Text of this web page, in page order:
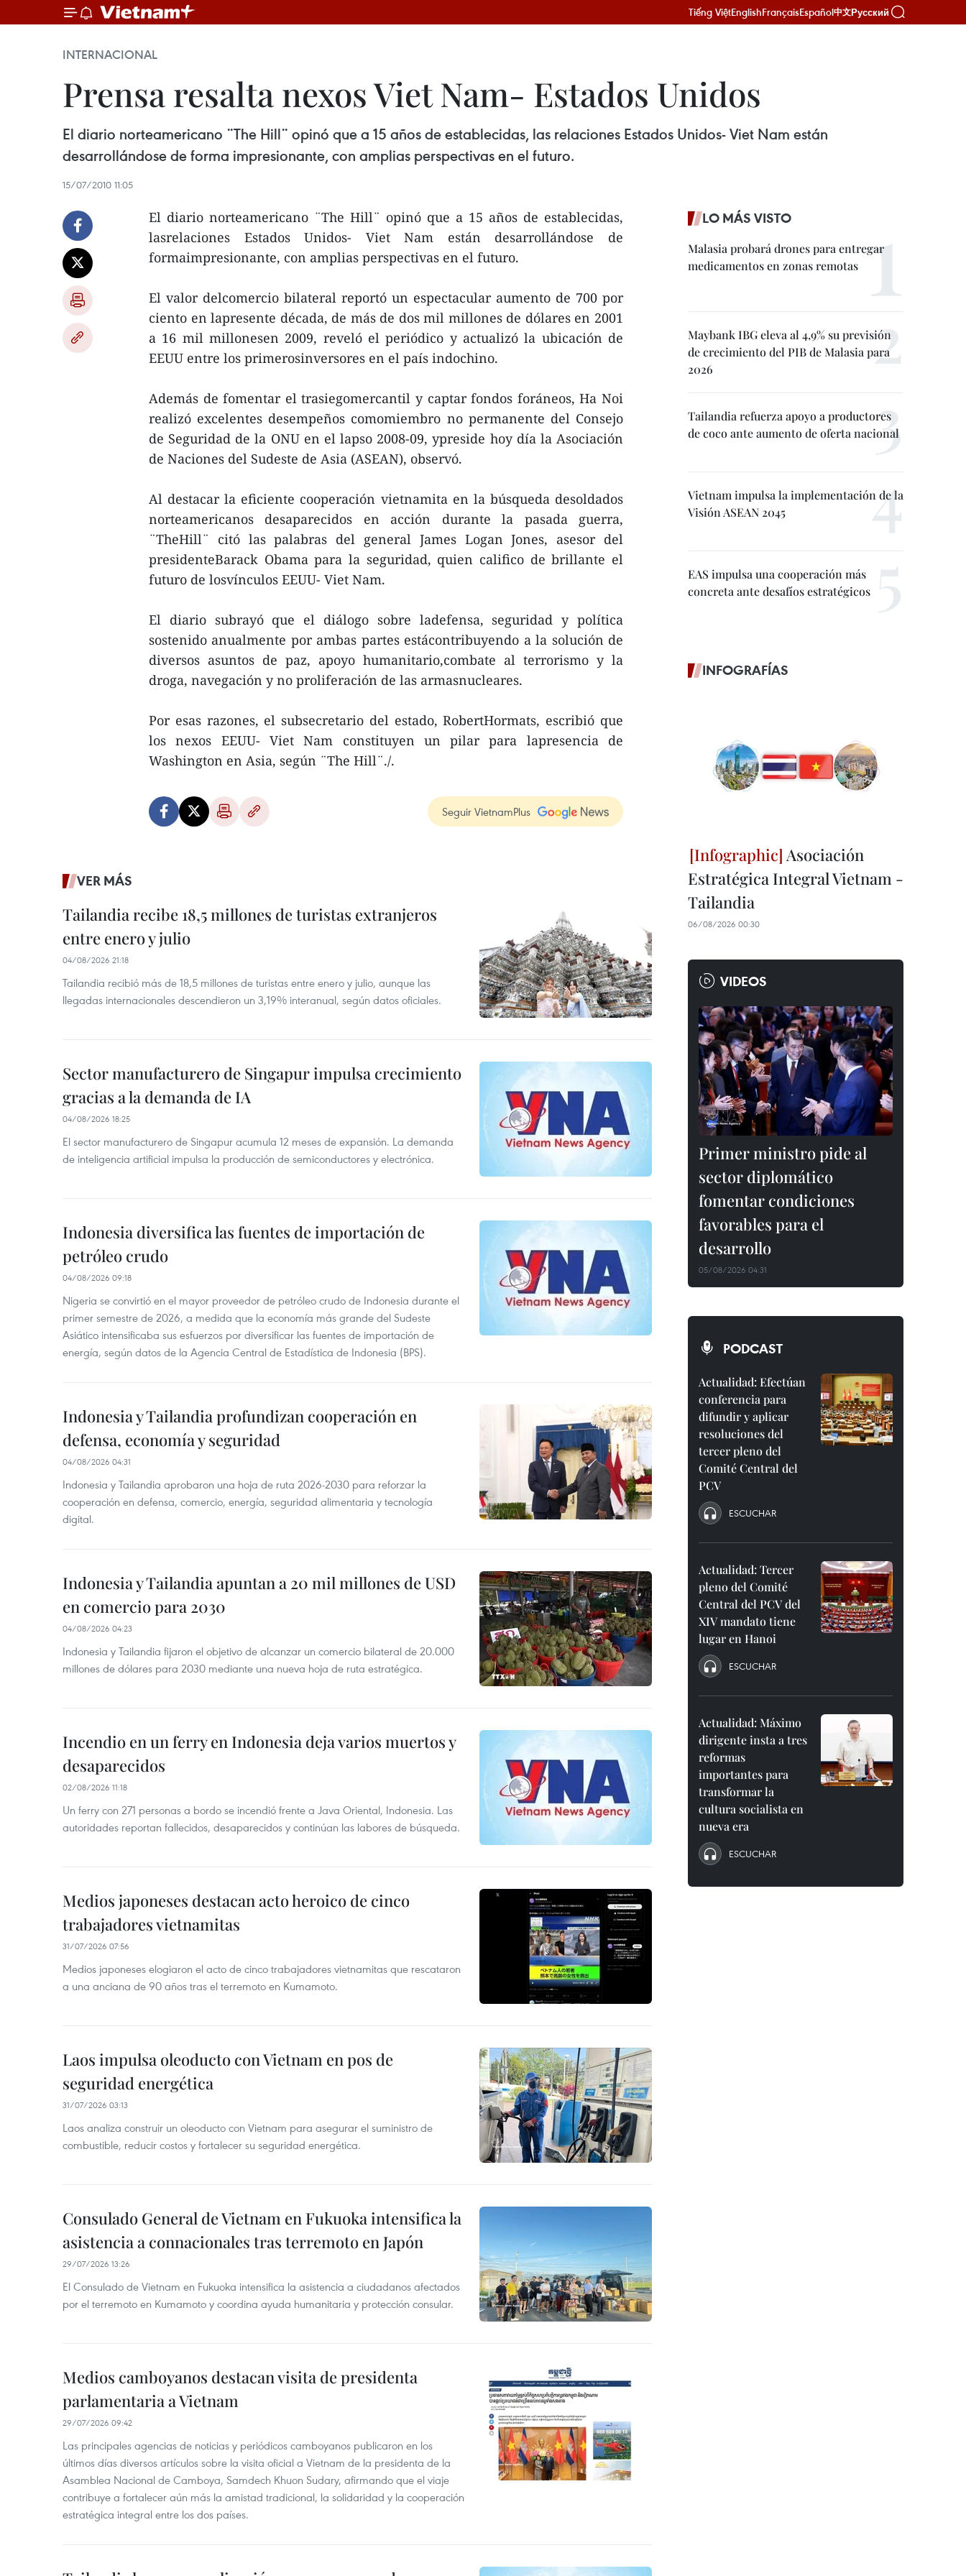
Tiếng ViệtEnglishFrançaisEspañol中文Русский
INTERNACIONAL
Prensa resalta nexos Viet Nam- Estados Unidos
El diario norteamericano ¨The Hill¨ opinó que a 15 años de establecidas, las relaciones Estados Unidos- Viet Nam están
desarrollándose de forma impresionante, con amplias perspectivas en el futuro.
15/07/2010 11:05
El diario norteamericano ¨The Hill¨ opinó que a 15 años de establecidas,
lasrelaciones Estados Unidos- Viet Nam están desarrollándose de
formaimpresionante, con amplias perspectivas en el futuro.
El valor delcomercio bilateral reportó un espectacular aumento de 700 por
ciento en lapresente década, de más de dos mil millones de dólares en 2001
a 16 mil millonesen 2009, reveló el periódico y actualizó la ubicación de
EEUU entre los primerosinversores en el país indochino.
Además de fomentar el trasiegomercantil y captar fondos foráneos, Ha Noi
realizó excelentes desempeños comomiembro no permanente del Consejo
de Seguridad de la ONU en el lapso 2008-09, ypreside hoy día la Asociación
de Naciones del Sudeste de Asia (ASEAN), observó.
Al destacar la eficiente cooperación vietnamita en la búsqueda desoldados
norteamericanos desaparecidos en acción durante la pasada guerra,
¨TheHill¨ citó las palabras del general James Logan Jones, asesor del
presidenteBarack Obama para la seguridad, quien califico de brillante el
futuro de losvínculos EEUU- Viet Nam.
El diario subrayó que el diálogo sobre ladefensa, seguridad y política
sostenido anualmente por ambas partes estácontribuyendo a la solución de
diversos asuntos de paz, apoyo humanitario,combate al terrorismo y la
droga, navegación y no proliferación de las armasnucleares.
Por esas razones, el subsecretario del estado, RobertHormats, escribió que
los nexos EEUU- Viet Nam constituyen un pilar para lapresencia de
Washington en Asia, según ¨The Hill¨./.
Seguir VietnamPlus
VER MÁS
Tailandia recibe 18,5 millones de turistas extranjeros
entre enero y julio
04/08/2026 21:18
Tailandia recibió más de 18,5 millones de turistas entre enero y julio, aunque las
llegadas internacionales descendieron un 3,19% interanual, según datos oficiales.
Sector manufacturero de Singapur impulsa crecimiento
gracias a la demanda de IA
04/08/2026 18:25
El sector manufacturero de Singapur acumula 12 meses de expansión. La demanda
de inteligencia artificial impulsa la producción de semiconductores y electrónica.
Indonesia diversifica las fuentes de importación de
petróleo crudo
04/08/2026 09:18
Nigeria se convirtió en el mayor proveedor de petróleo crudo de Indonesia durante el
primer semestre de 2026, a medida que la economía más grande del Sudeste
Asiático intensificaba sus esfuerzos por diversificar las fuentes de importación de
energía, según datos de la Agencia Central de Estadística de Indonesia (BPS).
Indonesia y Tailandia profundizan cooperación en
defensa, economía y seguridad
04/08/2026 04:31
Indonesia y Tailandia aprobaron una hoja de ruta 2026-2030 para reforzar la
cooperación en defensa, comercio, energía, seguridad alimentaria y tecnología
digital.
Indonesia y Tailandia apuntan a 20 mil millones de USD
en comercio para 2030
04/08/2026 04:23
Indonesia y Tailandia fijaron el objetivo de alcanzar un comercio bilateral de 20.000
millones de dólares para 2030 mediante una nueva hoja de ruta estratégica.
Incendio en un ferry en Indonesia deja varios muertos y
desaparecidos
02/08/2026 11:18
Un ferry con 271 personas a bordo se incendió frente a Java Oriental, Indonesia. Las
autoridades reportan fallecidos, desaparecidos y continúan las labores de búsqueda.
Medios japoneses destacan acto heroico de cinco
trabajadores vietnamitas
31/07/2026 07:56
Medios japoneses elogiaron el acto de cinco trabajadores vietnamitas que rescataron
a una anciana de 90 años tras el terremoto en Kumamoto.
Laos impulsa oleoducto con Vietnam en pos de
seguridad energética
31/07/2026 03:13
Laos analiza construir un oleoducto con Vietnam para asegurar el suministro de
combustible, reducir costos y fortalecer su seguridad energética.
Consulado General de Vietnam en Fukuoka intensifica la
asistencia a connacionales tras terremoto en Japón
29/07/2026 13:26
El Consulado de Vietnam en Fukuoka intensifica la asistencia a ciudadanos afectados
por el terremoto en Kumamoto y coordina ayuda humanitaria y protección consular.
Medios camboyanos destacan visita de presidenta
parlamentaria a Vietnam
29/07/2026 09:42
Las principales agencias de noticias y periódicos camboyanos publicaron en los
últimos días diversos artículos sobre la visita oficial a Vietnam de la presidenta de la
Asamblea Nacional de Camboya, Samdech Khuon Sudary, afirmando que el viaje
contribuye a fortalecer aún más la amistad tradicional, la solidaridad y la cooperación
estratégica integral entre los dos países.
LO MÁS VISTO
Malasia probará drones para entregar
medicamentos en zonas remotas
Maybank IBG eleva al 4,9% su previsión
de crecimiento del PIB de Malasia para
2026
Tailandia refuerza apoyo a productores
de coco ante aumento de oferta nacional
Vietnam impulsa la implementación de la
Visión ASEAN 2045
EAS impulsa una cooperación más
concreta ante desafíos estratégicos
INFOGRAFÍAS
Asociación
Estratégica Integral Vietnam -
Tailandia
06/08/2026 00:30
VIDEOS
Primer ministro pide al
sector diplomático
fomentar condiciones
favorables para el
desarrollo
05/08/2026 04:31
PODCAST
Actualidad: Efectúan
conferencia para
difundir y aplicar
resoluciones del
tercer pleno del
Comité Central del
PCV
ESCUCHAR
Actualidad: Tercer
pleno del Comité
Central del PCV del
XIV mandato tiene
lugar en Hanoi
ESCUCHAR
Actualidad: Máximo
dirigente insta a tres
reformas
importantes para
transformar la
cultura socialista en
nueva era
ESCUCHAR